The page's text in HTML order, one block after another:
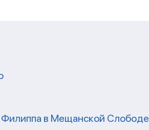
Филиппа в Мещанской Слободе